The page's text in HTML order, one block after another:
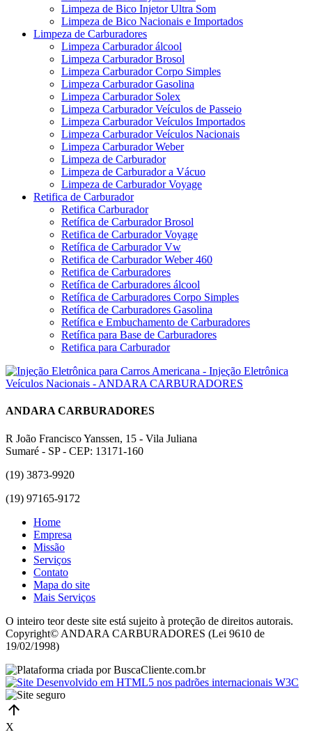
Limpeza de Bico Injetor Ultra Som
Limpeza de Bico Nacionais e Importados
Limpeza de Carburadores
Limpeza Carburador álcool
Limpeza Carburador Brosol
Limpeza Carburador Corpo Simples
Limpeza Carburador Gasolina
Limpeza Carburador Solex
Limpeza Carburador Veículos de Passeio
Limpeza Carburador Veículos Importados
Limpeza Carburador Veículos Nacionais
Limpeza Carburador Weber
Limpeza de Carburador
Limpeza de Carburador a Vácuo
Limpeza de Carburador Voyage
Retifica de Carburador
Retifica Carburador
Retífica de Carburador Brosol
Retifica de Carburador Voyage
Retífica de Carburador Vw
Retifica de Carburador Weber 460
Retifica de Carburadores
Retífica de Carburadores álcool
Retífica de Carburadores Corpo Simples
Retífica de Carburadores Gasolina
Retífica e Embuchamento de Carburadores
Retífica para Base de Carburadores
Retifica para Carburador
ANDARA CARBURADORES
R João Francisco Yanssen, 15 - Vila Juliana
Sumaré - SP - CEP: 13171-160
(19) 3873-9920
(19) 97165-9172
Home
Empresa
Missão
Serviços
Contato
Mapa do site
Mais Serviços
O inteiro teor deste site está sujeito à proteção de direitos autorais.
Copyright© ANDARA CARBURADORES (Lei 9610 de
19/02/1998)
X